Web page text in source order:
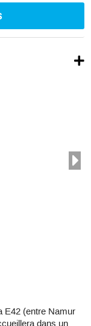
E42 (entre Namur
dans un